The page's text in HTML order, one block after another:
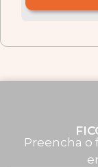
Preencha o